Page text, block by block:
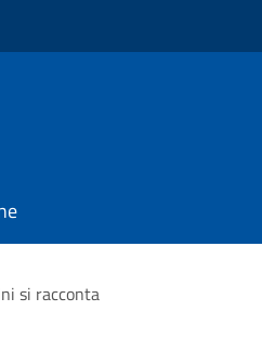
si racconta